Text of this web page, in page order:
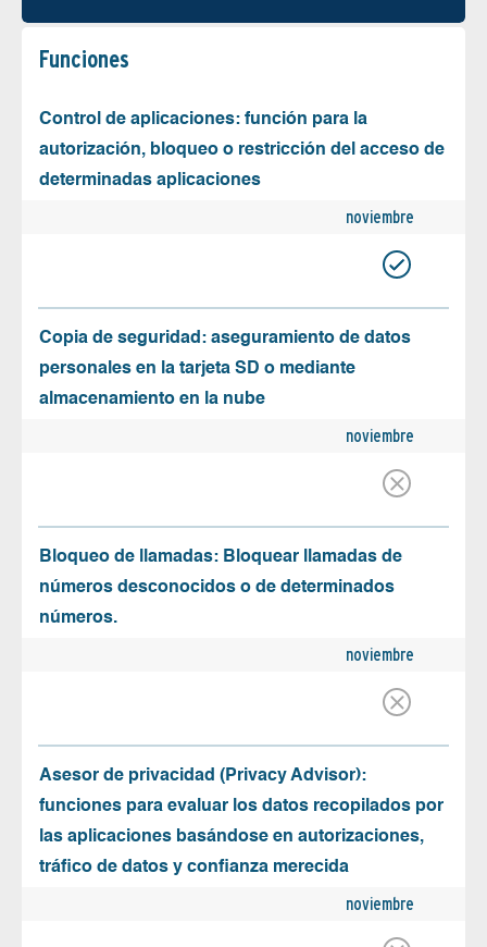
Funciones
Control de aplicaciones: función para la
autorización, bloqueo o restricción del acceso de
determinadas aplicaciones
noviembre
Copia de seguridad: aseguramiento de datos
personales en la tarjeta SD o mediante
almacenamiento en la nube
noviembre
Bloqueo de llamadas: Bloquear llamadas de
números desconocidos o de determinados
números.
noviembre
Asesor de privacidad (Privacy Advisor):
funciones para evaluar los datos recopilados por
las aplicaciones basándose en autorizaciones,
tráfico de datos y confianza merecida
noviembre